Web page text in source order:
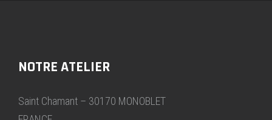
NOTRE ATELIER
Saint Chamant – 30170 MONOBLET